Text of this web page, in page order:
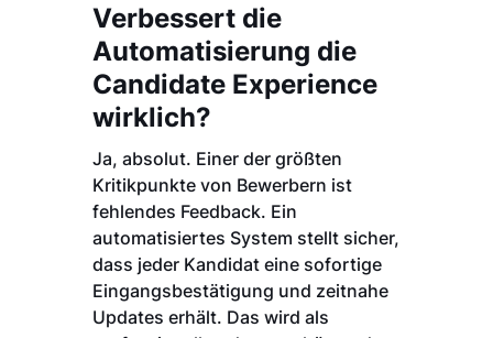
Verbessert die
Automatisierung die
Candidate Experience
wirklich?
Ja, absolut. Einer der größten
Kritikpunkte von Bewerbern ist
fehlendes Feedback. Ein
automatisiertes System stellt sicher,
dass jeder Kandidat eine sofortige
Eingangsbestätigung und zeitnahe
Updates erhält. Das wird als